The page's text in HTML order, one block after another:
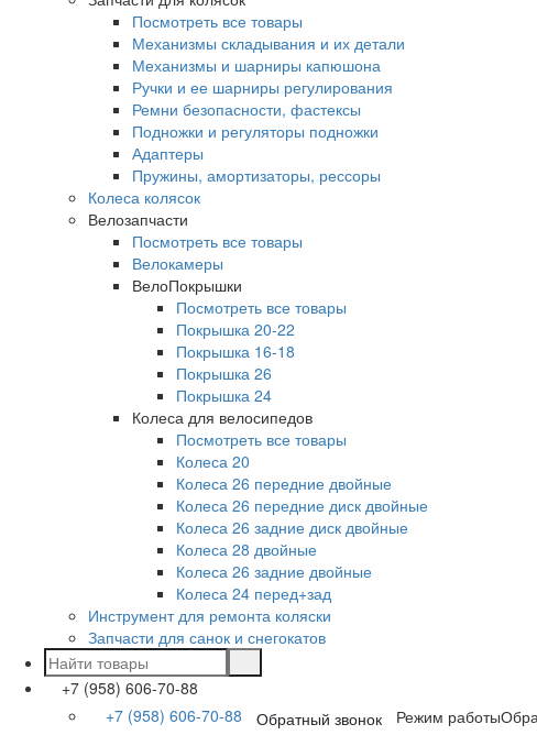
Посмотреть все товары
Механизмы складывания и их детали
Механизмы и шарниры капюшона
Ручки и ее шарниры регулирования
Ремни безопасности, фастексы
Подножки и регуляторы подножки
Адаптеры
Пружины, амортизаторы, рессоры
Колеса колясок
Велозапчасти
Посмотреть все товары
Велокамеры
ВелоПокрышки
Посмотреть все товары
Покрышка 20-22
Покрышка 16-18
Покрышка 26
Покрышка 24
Колеса для велосипедов
Посмотреть все товары
Колеса 20
Колеса 26 передние двойные
Колеса 26 передние диск двойные
Колеса 26 задние диск двойные
Колеса 28 двойные
Колеса 26 задние двойные
Колеса 24 перед+зад
Инструмент для ремонта коляски
Запчасти для санок и снегокатов
+7 (958) 606-70-88
+7 (958) 606-70-88
Обратный звонок Режим работы